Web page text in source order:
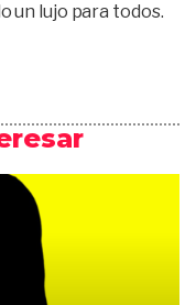
un lujo para todos.